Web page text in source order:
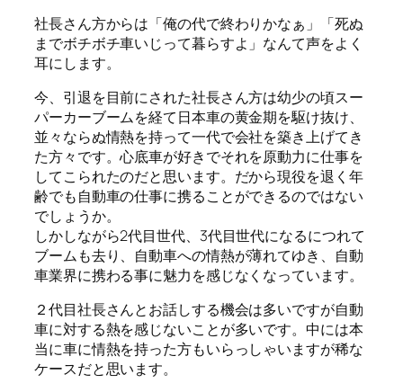
社長さん方からは「俺の代で終わりかなぁ」「死ぬ
までボチボチ車いじって暮らすよ」なんて声をよく
耳にします。
今、引退を目前にされた社長さん方は幼少の頃スー
パーカーブームを経て日本車の黄金期を駆け抜け、
並々ならぬ情熱を持って一代で会社を築き上げてき
た方々です。心底車が好きでそれを原動力に仕事を
してこられたのだと思います。だから現役を退く年
齢でも自動車の仕事に携ることができるのではない
でしょうか。
しかしながら2代目世代、3代目世代になるにつれて
ブームも去り、自動車への情熱が薄れてゆき、自動
車業界に携わる事に魅力を感じなくなっています。
２代目社長さんとお話しする機会は多いですが自動
車に対する熱を感じないことが多いです。中には本
当に車に情熱を持った方もいらっしゃいますが稀な
ケースだと思います。